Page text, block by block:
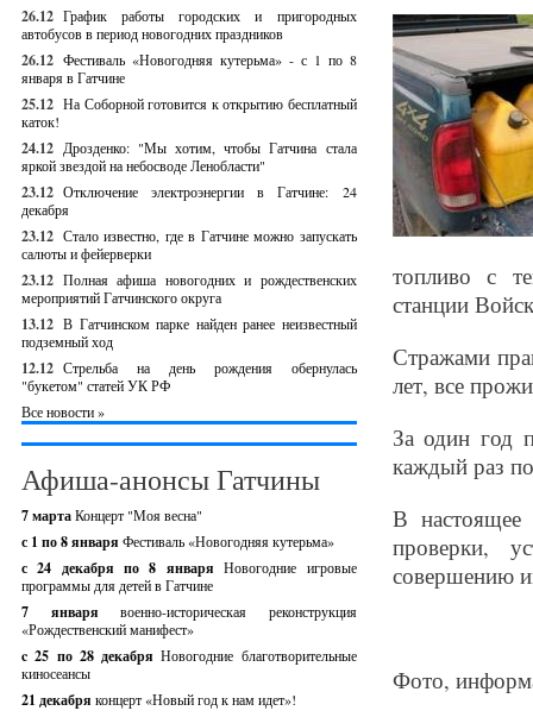
26.12 График работы городских и пригородных
автобусов в период новогодних праздников
26.12 Фестиваль «Новогодняя кутерьма» - с 1 по 8
января в Гатчине
25.12 На Соборной готовится к открытию бесплатный
каток!
24.12 Дрозденко: "Мы хотим, чтобы Гатчина стала
яркой звездой на небосводе Ленобласти"
23.12 Отключение электроэнергии в Гатчине: 24
декабря
23.12 Стало известно, где в Гатчине можно запускать
салюты и фейерверки
23.12 Полная афиша новогодних и рождественских
мероприятий Гатчинского округа
13.12 В Гатчинском парке найден ранее неизвестный
подземный ход
12.12 Стрельба на день рождения обернулась
"букетом" статей УК РФ
Все новости »
Афиша-анонсы Гатчины
7 мартаКонцерт "Моя весна"
с 1 по 8 января Фестиваль «Новогодняя кутерьма»
с 24 декабря по 8 январяНовогодние игровые
программы для детей в Гатчине
7 январявоенно-историческая реконструкция
«Рождественский манифест»
c 25 по 28 декабряНовогодние благотворительные
киносеансы
21 декабря концерт «Новый год к нам идет»!
топливо с
станции
Стражами
лет, все
За один год
каждый раз
В
проверки,
совершению
Фото,